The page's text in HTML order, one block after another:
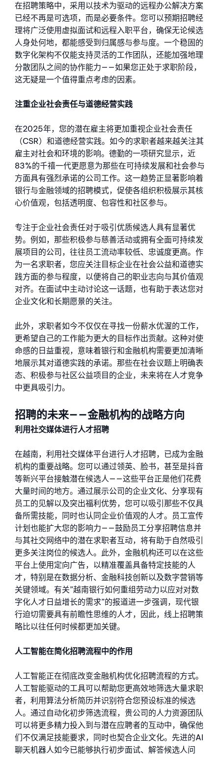
在招聘策略中，采用以技术为驱动的远程办公解决方案
已经不再是可选项，而是必要条件。您可以预期招聘经
理将广泛使用虚拟面试和远程入职平台，确保无论候选
人身处何地，都能感受到归属感与参与度。一个稳固的
数字化架构不仅能支持灵活的工作团队，还能加强地理
分散团队之间的协作能力——如果您正处于求职阶段，
这无疑是一个值得重点考虑的因素。
注重企业社会责任与道德经营实践
在2025年，您的潜在雇主将更加重视企业社会责任
（CSR）和道德经营实践。如今的求职者越来越关注其
雇主对社会和环境的影响。德勤的一项研究显示，近
83%的千禧一代更愿意为那些在可持续发展和社会参与
方面具有强烈承诺的公司工作。这一趋势正显著影响着
银行与金融领域的招聘模式，促使各组织积极展示其核
心价值观，包括透明度、包容性和社区参与。
专注于企业社会责任对于吸引优质候选人具有显著优
势。例如，那些积极参与慈善活动或拥有全面可持续发
展项目的公司，往往员工流动率较低、忠诚度更高。作
为一名求职者，您应关注目标企业在社会公益和道德实
践方面的参与程度，以便将自己的职业志向与其价值观
对齐。在面试中主动讨论这一话题，也有助于表达您对
企业文化和长期愿景的关注。
此外，求职者如今不仅仅在寻找一份薪水优渥的工作，
更希望自己的工作能为更大的目标作出贡献。这种对使
命感的日益重视，意味着银行和金融机构需要更加清晰
地展示其对道德实践的承诺。那些在社会议题上明确表
态、积极参与社区公益项目的企业，未来将在人才竞争
中更具吸引力。
招聘的未来——金融机构的战略方向
利用社交媒体进行人才招聘
在越南，利用社交媒体平台进行人才招聘，已成为金融
机构的重要战略。您可以通过领英、脸书，甚至是抖音
等新兴平台接触潜在候选人——这些平台正是他们花费
大量时间的地方。通过展示公司的企业文化、分享现有
员工的见解以及突出福利优势，您可以吸引那些不仅具
备所需技能，同时也认同企业价值观的人才。 员工宣传
计划也能扩大您的影响力——鼓励员工分享招聘信息并
与其社交网络中的潜在求职者互动，将有助于自然吸引
更多关注岗位的候选人。此外，金融机构还可以在这些
平台上使用定向广告，以精准覆盖具备特定技能的人
才，特别是在数据分析、金融科技创新以及数字营销等
关键领域。 有关”越南银行如何重组劳动力以应对对数
字化人才日益增长的需求”的报道进一步强调，现代银
行迫切需要具有前瞻性思维的人才，因此，线上招聘策
略比以往任何时候都更加关键。
人工智能在简化招聘流程中的作用
人工智能正在彻底改变金融机构优化招聘流程的方式。
人工智能驱动的工具可以帮助您更高效地筛选大量求职
者，利用算法分析简历并识别符合您预设标准的候选
人。通过自动化初步筛选流程，贵公司的人力资源团队
可以将更多精力投入到与潜在应聘者的互动中，确保他
们不仅满足技能要求，同时也契合企业文化。 先进的AI
聊天机器人如今已能够执行初步面试、解答候选人问